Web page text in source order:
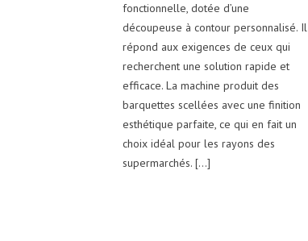
fonctionnelle, dotée d’une
découpeuse à contour personnalisé. Il
répond aux exigences de ceux qui
recherchent une solution rapide et
efficace. La machine produit des
barquettes scellées avec une finition
esthétique parfaite, ce qui en fait un
choix idéal pour les rayons des
supermarchés. […]